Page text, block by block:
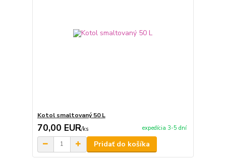
Kotol smaltovaný 50 L
70,00 EUR/ks expedícia 3-5 dní
Pridať do košíka